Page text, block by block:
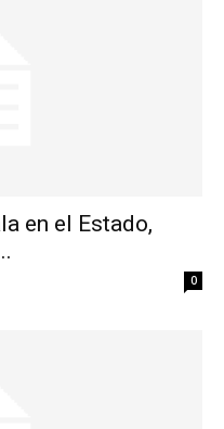
en el Estado,
0